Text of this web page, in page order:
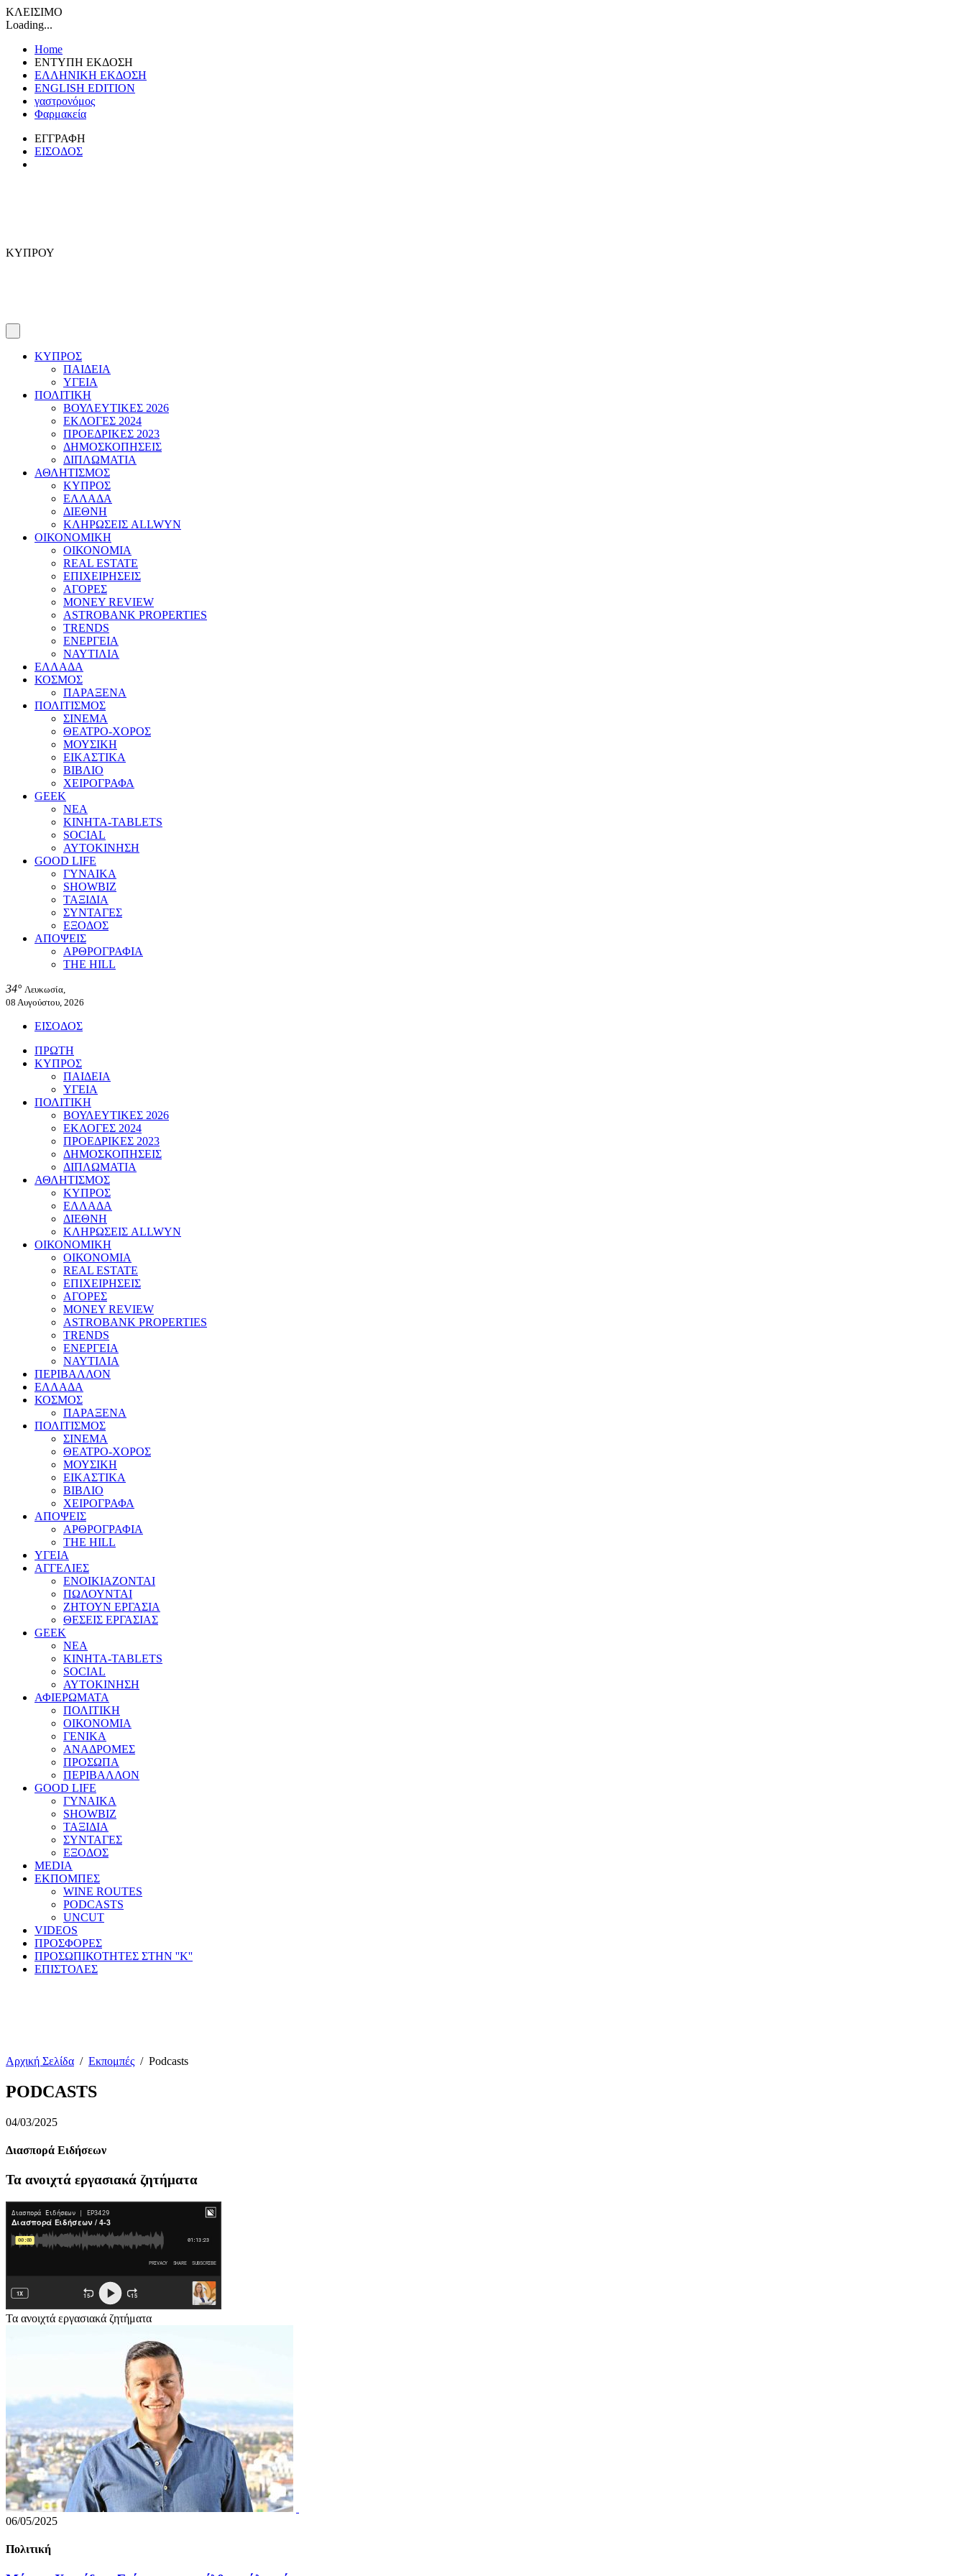
ΚΛΕΙΣΙΜΟ
Loading...
Home
ΕΝΤΥΠΗ ΕΚΔΟΣΗ
ΕΛΛΗΝΙΚΗ ΕΚΔΟΣΗ
ENGLISH EDITION
γαστρονόμος
Φαρμακεία
ΕΓΓΡΑΦΗ
ΕΙΣΟΔΟΣ
ΚΥΠΡΟΥ
ΚΥΠΡΟΣ
ΠΑΙΔΕΙΑ
ΥΓΕΙΑ
ΠΟΛΙΤΙΚΗ
ΒΟΥΛΕΥΤΙΚΕΣ 2026
ΕΚΛΟΓΕΣ 2024
ΠΡΟΕΔΡΙΚΕΣ 2023
ΔΗΜΟΣΚΟΠΗΣΕΙΣ
ΔΙΠΛΩΜΑΤΙΑ
ΑΘΛΗΤΙΣΜΟΣ
ΚΥΠΡΟΣ
ΕΛΛΑΔΑ
ΔΙΕΘΝΗ
ΚΛΗΡΩΣΕΙΣ ALLWYN
ΟΙΚΟΝΟΜΙΚΗ
ΟΙΚΟΝΟΜΙΑ
REAL ESTATE
ΕΠΙΧΕΙΡΗΣΕΙΣ
ΑΓΟΡΕΣ
MONEY REVIEW
ASTROBANK PROPERTIES
TRENDS
ΕΝΕΡΓΕΙΑ
ΝΑΥΤΙΛΙΑ
ΕΛΛΑΔΑ
ΚΟΣΜΟΣ
ΠΑΡΑΞΕΝΑ
ΠΟΛΙΤΙΣΜΟΣ
ΣΙΝΕΜΑ
ΘΕΑΤΡΟ-ΧΟΡΟΣ
ΜΟΥΣΙΚΗ
ΕΙΚΑΣΤΙΚΑ
ΒΙΒΛΙΟ
ΧΕΙΡΟΓΡΑΦΑ
GEEK
ΝΕΑ
ΚΙΝΗΤΑ-TABLETS
SOCIAL
ΑΥΤΟΚΙΝΗΣΗ
GOOD LIFE
ΓΥΝΑΙΚΑ
SHOWBIZ
ΤΑΞΙΔΙΑ
ΣΥΝΤΑΓΕΣ
ΕΞΟΔΟΣ
ΑΠΟΨΕΙΣ
ΑΡΘΡΟΓΡΑΦΙΑ
THE HILL
34° Λευκωσία,
08 Αυγούστου, 2026
ΕΙΣΟΔΟΣ
ΠΡΩΤΗ
ΚΥΠΡΟΣ
ΠΑΙΔΕΙΑ
ΥΓΕΙΑ
ΠΟΛΙΤΙΚΗ
ΒΟΥΛΕΥΤΙΚΕΣ 2026
ΕΚΛΟΓΕΣ 2024
ΠΡΟΕΔΡΙΚΕΣ 2023
ΔΗΜΟΣΚΟΠΗΣΕΙΣ
ΔΙΠΛΩΜΑΤΙΑ
ΑΘΛΗΤΙΣΜΟΣ
ΚΥΠΡΟΣ
ΕΛΛΑΔΑ
ΔΙΕΘΝΗ
ΚΛΗΡΩΣΕΙΣ ALLWYN
ΟΙΚΟΝΟΜΙΚΗ
ΟΙΚΟΝΟΜΙΑ
REAL ESTATE
ΕΠΙΧΕΙΡΗΣΕΙΣ
ΑΓΟΡΕΣ
MONEY REVIEW
ASTROBANK PROPERTIES
TRENDS
ΕΝΕΡΓΕΙΑ
ΝΑΥΤΙΛΙΑ
ΠΕΡΙΒΑΛΛΟΝ
ΕΛΛΑΔΑ
ΚΟΣΜΟΣ
ΠΑΡΑΞΕΝΑ
ΠΟΛΙΤΙΣΜΟΣ
ΣΙΝΕΜΑ
ΘΕΑΤΡΟ-ΧΟΡΟΣ
ΜΟΥΣΙΚΗ
ΕΙΚΑΣΤΙΚΑ
ΒΙΒΛΙΟ
ΧΕΙΡΟΓΡΑΦΑ
ΑΠΟΨΕΙΣ
ΑΡΘΡΟΓΡΑΦΙΑ
THE HILL
ΥΓΕΙΑ
ΑΓΓΕΛΙΕΣ
ΕΝΟΙΚΙΑΖΟΝΤΑΙ
ΠΩΛΟΥΝΤΑΙ
ΖΗΤΟΥΝ ΕΡΓΑΣΙΑ
ΘΕΣΕΙΣ ΕΡΓΑΣΙΑΣ
GEEK
ΝΕΑ
ΚΙΝΗΤΑ-TABLETS
SOCIAL
ΑΥΤΟΚΙΝΗΣΗ
ΑΦΙΕΡΩΜΑΤΑ
ΠΟΛΙΤΙΚΗ
ΟΙΚΟΝΟΜΙΑ
ΓΕΝΙΚΑ
ΑΝΑΔΡΟΜΕΣ
ΠΡΟΣΩΠΑ
ΠΕΡΙΒΑΛΛΟΝ
GOOD LIFE
ΓΥΝΑΙΚΑ
SHOWBIZ
ΤΑΞΙΔΙΑ
ΣΥΝΤΑΓΕΣ
ΕΞΟΔΟΣ
MEDIA
ΕΚΠΟΜΠΕΣ
WINE ROUTES
PODCASTS
UNCUT
VIDEOS
ΠΡΟΣΦΟΡΕΣ
ΠΡΟΣΩΠΙΚΟΤΗΤΕΣ ΣΤΗΝ ''Κ''
ΕΠΙΣΤΟΛΕΣ
Αρχική Σελίδα / Εκπομπές / Podcasts
PODCASTS
04/03/2025
Διασπορά Ειδήσεων
Τα ανοιχτά εργασιακά ζητήματα
Τα ανοιχτά εργασιακά ζητήματα
06/05/2025
Πολιτική